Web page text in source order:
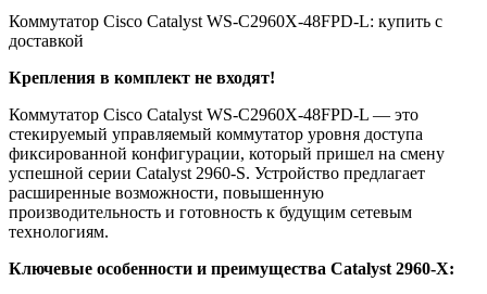
Коммутатор Cisco Catalyst WS-C2960X-48FPD-L: купить с
доставкой
Крепления в комплект не входят!
Коммутатор Cisco Catalyst WS-C2960X-48FPD-L — это
стекируемый управляемый коммутатор уровня доступа
фиксированной конфигурации, который пришел на смену
успешной серии Catalyst 2960-S. Устройство предлагает
расширенные возможности, повышенную
производительность и готовность к будущим сетевым
технологиям.
Ключевые особенности и преимущества Catalyst 2960-X: